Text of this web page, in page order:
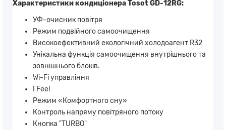
Характеристики кондиціонера Tosot GD-12RG:
УФ-очисник повітря
Режим подвійного самоочищення
Високоефективний екологічний холодоагент R32
Унікальна функція самоочищення внутрішнього та
зовнішнього блоків.
Wi-Fi управління
I Feel
Режим «Комфортного сну»
Контроль напряму повітряного потоку
Кнопка "TURBO"